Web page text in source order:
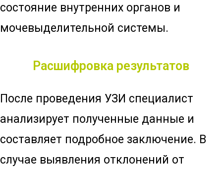
состояние внутренних органов и
мочевыделительной системы.
Расшифровка результатов
После проведения УЗИ специалист
анализирует полученные данные и
составляет подробное заключение. В
случае выявления отклонений от